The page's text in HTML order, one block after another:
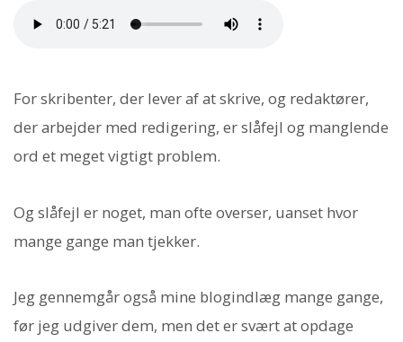
For skribenter, der lever af at skrive, og redaktører,
der arbejder med redigering, er slåfejl og manglende
ord et meget vigtigt problem.
Og slåfejl er noget, man ofte overser, uanset hvor
mange gange man tjekker.
Jeg gennemgår også mine blogindlæg mange gange,
før jeg udgiver dem, men det er svært at opdage